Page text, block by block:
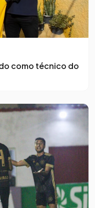
como técnico do